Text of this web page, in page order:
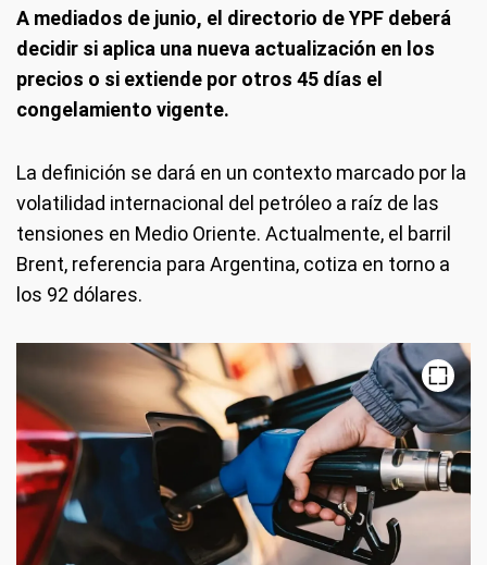
A mediados de junio, el directorio de YPF deberá
decidir si aplica una nueva actualización en los
precios o si extiende por otros 45 días el
congelamiento vigente.
La definición se dará en un contexto marcado por la
volatilidad internacional del petróleo a raíz de las
tensiones en Medio Oriente. Actualmente, el barril
Brent, referencia para Argentina, cotiza en torno a
los 92 dólares.